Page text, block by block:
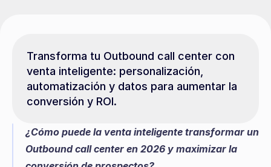
Transforma tu Outbound call center con
venta inteligente: personalización,
automatización y datos para aumentar la
conversión y ROI.
¿Cómo puede la venta inteligente transformar un
Outbound call center en 2026 y maximizar la